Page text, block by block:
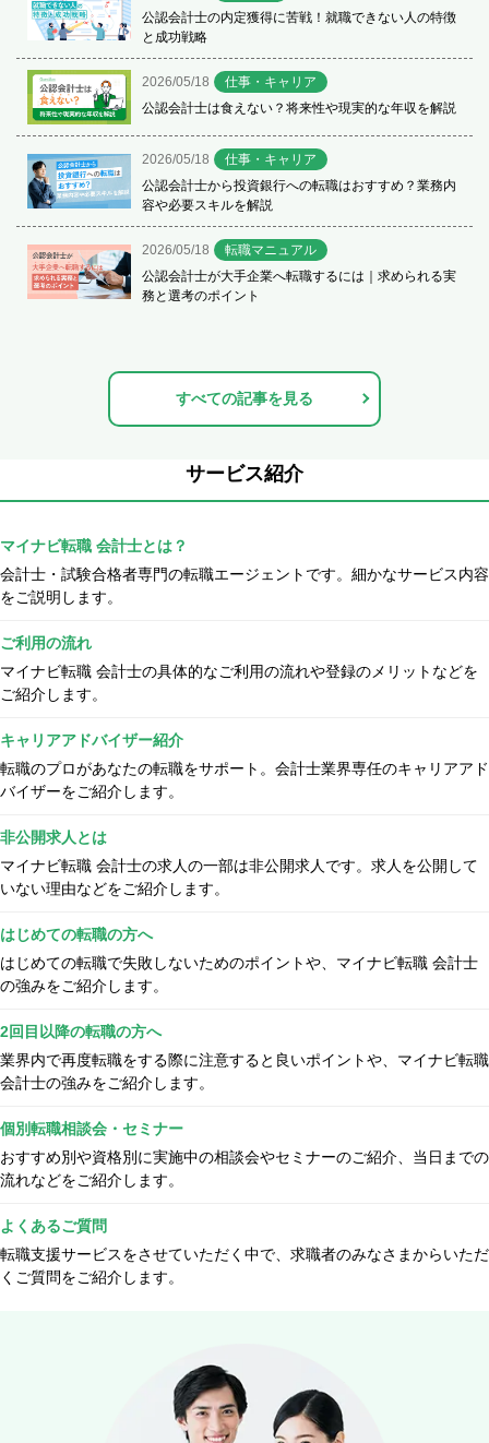
公認会計士の内定獲得に苦戦！就職できない人の特徴
と成功戦略
2026/05/18
仕事・キャリア
公認会計士は食えない？将来性や現実的な年収を解説
2026/05/18
仕事・キャリア
公認会計士から投資銀行への転職はおすすめ？業務内
容や必要スキルを解説
2026/05/18
転職マニュアル
公認会計士が大手企業へ転職するには｜求められる実
務と選考のポイント
すべての記事を見る
サービス紹介
マイナビ転職 会計士とは？
会計士・試験合格者専門の転職エージェントです。細かなサービス内容
をご説明します。
ご利用の流れ
マイナビ転職 会計士の具体的なご利用の流れや登録のメリットなどを
ご紹介します。
キャリアアドバイザー紹介
転職のプロがあなたの転職をサポート。会計士業界専任のキャリアアド
バイザーをご紹介します。
非公開求人とは
マイナビ転職 会計士の求人の一部は非公開求人です。求人を公開して
いない理由などをご紹介します。
はじめての転職の方へ
はじめての転職で失敗しないためのポイントや、マイナビ転職 会計士
の強みをご紹介します。
2回目以降の転職の方へ
業界内で再度転職をする際に注意すると良いポイントや、マイナビ転職
会計士の強みをご紹介します。
個別転職相談会・セミナー
おすすめ別や資格別に実施中の相談会やセミナーのご紹介、当日までの
流れなどをご紹介します。
よくあるご質問
転職支援サービスをさせていただく中で、求職者のみなさまからいただ
くご質問をご紹介します。